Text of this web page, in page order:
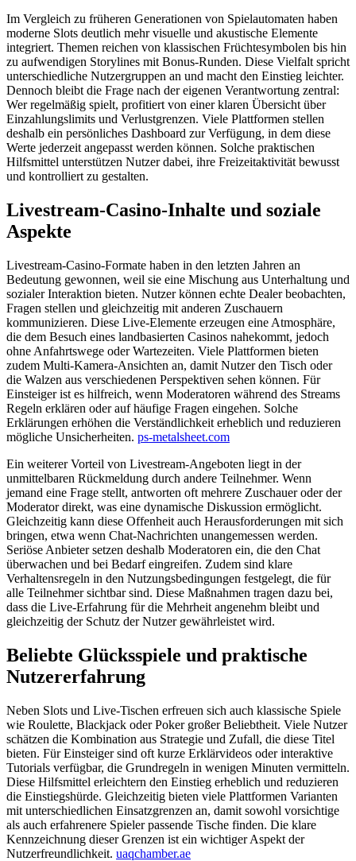
Im Vergleich zu früheren Generationen von Spielautomaten haben
moderne Slots deutlich mehr visuelle und akustische Elemente
integriert. Themen reichen von klassischen Früchtesymbolen bis hin
zu aufwendigen Storylines mit Bonus-Runden. Diese Vielfalt spricht
unterschiedliche Nutzergruppen an und macht den Einstieg leichter.
Dennoch bleibt die Frage nach der eigenen Verantwortung zentral:
Wer regelmäßig spielt, profitiert von einer klaren Übersicht über
Einzahlungslimits und Verlustgrenzen. Viele Plattformen stellen
deshalb ein persönliches Dashboard zur Verfügung, in dem diese
Werte jederzeit angepasst werden können. Solche praktischen
Hilfsmittel unterstützen Nutzer dabei, ihre Freizeitaktivität bewusst
und kontrolliert zu gestalten.
Livestream-Casino-Inhalte und soziale
Aspekte
Livestream-Casino-Formate haben in den letzten Jahren an
Bedeutung gewonnen, weil sie eine Mischung aus Unterhaltung und
sozialer Interaktion bieten. Nutzer können echte Dealer beobachten,
Fragen stellen und gleichzeitig mit anderen Zuschauern
kommunizieren. Diese Live-Elemente erzeugen eine Atmosphäre,
die dem Besuch eines landbasierten Casinos nahekommt, jedoch
ohne Anfahrtswege oder Wartezeiten. Viele Plattformen bieten
zudem Multi-Kamera-Ansichten an, damit Nutzer den Tisch oder
die Walzen aus verschiedenen Perspektiven sehen können. Für
Einsteiger ist es hilfreich, wenn Moderatoren während des Streams
Regeln erklären oder auf häufige Fragen eingehen. Solche
Erklärungen erhöhen die Verständlichkeit erheblich und reduzieren
mögliche Unsicherheiten. ps-metalsheet.com
Ein weiterer Vorteil von Livestream-Angeboten liegt in der
unmittelbaren Rückmeldung durch andere Teilnehmer. Wenn
jemand eine Frage stellt, antworten oft mehrere Zuschauer oder der
Moderator direkt, was eine dynamische Diskussion ermöglicht.
Gleichzeitig kann diese Offenheit auch Herausforderungen mit sich
bringen, etwa wenn Chat-Nachrichten unangemessen werden.
Seriöse Anbieter setzen deshalb Moderatoren ein, die den Chat
überwachen und bei Bedarf eingreifen. Zudem sind klare
Verhaltensregeln in den Nutzungsbedingungen festgelegt, die für
alle Teilnehmer sichtbar sind. Diese Maßnahmen tragen dazu bei,
dass die Live-Erfahrung für die Mehrheit angenehm bleibt und
gleichzeitig der Schutz der Nutzer gewährleistet wird.
Beliebte Glücksspiele und praktische
Nutzererfahrung
Neben Slots und Live-Tischen erfreuen sich auch klassische Spiele
wie Roulette, Blackjack oder Poker großer Beliebtheit. Viele Nutzer
schätzen die Kombination aus Strategie und Zufall, die diese Titel
bieten. Für Einsteiger sind oft kurze Erklärvideos oder interaktive
Tutorials verfügbar, die Grundregeln in wenigen Minuten vermitteln.
Diese Hilfsmittel erleichtern den Einstieg erheblich und reduzieren
die Einstiegshürde. Gleichzeitig bieten viele Plattformen Varianten
mit unterschiedlichen Einsatzgrenzen an, damit sowohl vorsichtige
als auch erfahrenere Spieler passende Tische finden. Die klare
Kennzeichnung dieser Grenzen ist ein wichtiger Aspekt der
Nutzerfreundlichkeit. uaqchamber.ae